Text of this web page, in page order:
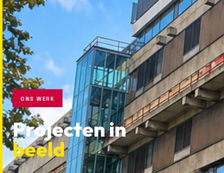
ONS WERK
Projecten in
beeld